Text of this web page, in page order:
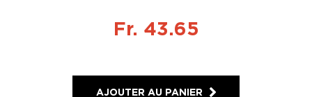
Fr. 43.65
AJOUTER AU PANIER